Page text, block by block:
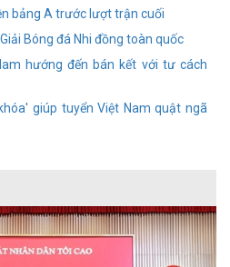
bảng A trước lượt trận cuối
Bóng đá Nhi đồng toàn quốc
hướng đến bán kết với tư cách
giúp tuyển Việt Nam quật ngã